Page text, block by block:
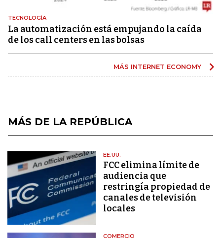
TECNOLOGÍA
La automatización está empujando la caída
de los call centers en las bolsas
MÁS INTERNET ECONOMY
MÁS DE LA REPÚBLICA
EE.UU.
FCC elimina límite de
audiencia que
restringía propiedad de
canales de televisión
locales
COMERCIO